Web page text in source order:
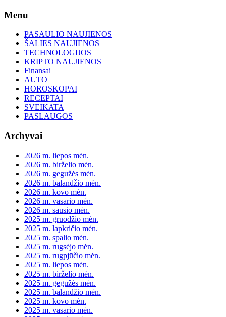
Skip
content
Menu
PASAULIO NAUJIENOS
ŠALIES NAUJIENOS
TECHNOLOGIJOS
KRIPTO NAUJIENOS
Finansai
AUTO
HOROSKOPAI
RECEPTAI
SVEIKATA
PASLAUGOS
Archyvai
2026 m. liepos mėn.
2026 m. birželio mėn.
2026 m. gegužės mėn.
2026 m. balandžio mėn.
2026 m. kovo mėn.
2026 m. vasario mėn.
2026 m. sausio mėn.
2025 m. gruodžio mėn.
2025 m. lapkričio mėn.
2025 m. spalio mėn.
2025 m. rugsėjo mėn.
2025 m. rugpjūčio mėn.
2025 m. liepos mėn.
2025 m. birželio mėn.
2025 m. gegužės mėn.
2025 m. balandžio mėn.
2025 m. kovo mėn.
2025 m. vasario mėn.